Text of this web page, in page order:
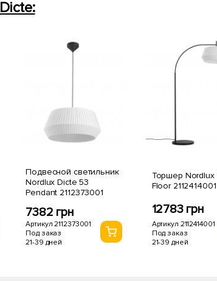
Dicte:
Подвесной светильник
Nordlux Dicte 53
Pendant 2112373001
7382 грн
Артикул 2112373001
Под заказ
21-39 дней
Торшер Nordlux
Floor 2112414001
12783 грн
Артикул 2112414001
Под заказ
21-39 дней